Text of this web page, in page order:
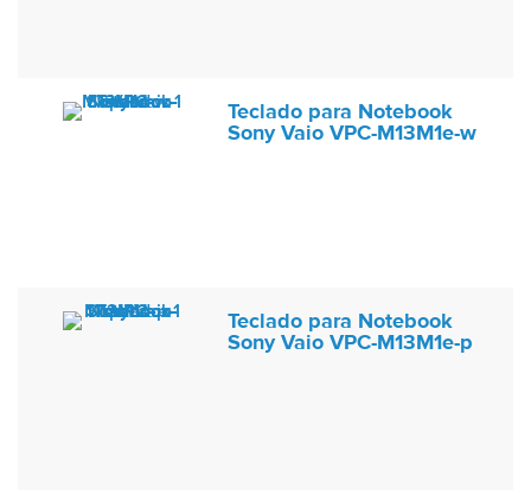
Teclado para Notebook
Sony Vaio VPC-M13M1e-w
Teclado para Notebook
Sony Vaio VPC-M13M1e-p